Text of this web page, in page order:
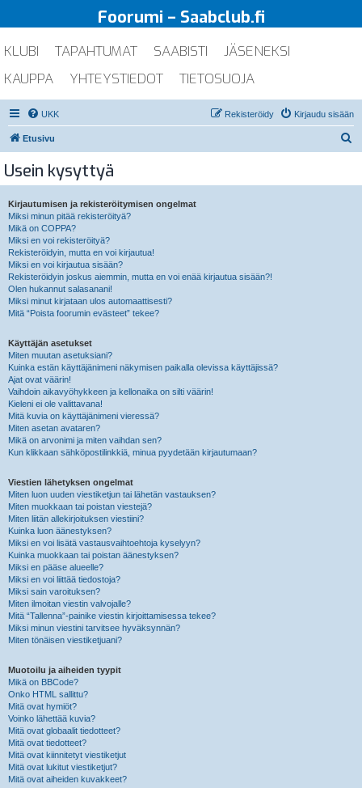
Foorumi – Saabclub.fi
KLUBI TAPAHTUMAT SAABISTI
JÄSENEKSI
KAUPPA
YHTEYSTIEDOT TIETOSUOJA
UKK Kirjaudu sisään
Rekisteröidy
Etusivu
Usein kysyttyä
Kirjautumisen ja rekisteröitymisen ongelmat
Miksi minun pitää rekisteröityä?
Mikä on COPPA?
Miksi en voi rekisteröityä?
Rekisteröidyin, mutta en voi kirjautua!
Miksi en voi kirjautua sisään?
Rekisteröidyin joskus aiemmin, mutta en voi enää kirjautua sisään?!
Olen hukannut salasanani!
Miksi minut kirjataan ulos automaattisesti?
Mitä “Poista foorumin evästeet” tekee?
Käyttäjän asetukset
Miten muutan asetuksiani?
Kuinka estän käyttäjänimeni näkymisen paikalla olevissa käyttäjissä?
Ajat ovat väärin!
Vaihdoin aikavyöhykkeen ja kellonaika on silti väärin!
Kieleni ei ole valittavana!
Mitä kuvia on käyttäjänimeni vieressä?
Miten asetan avataren?
Mikä on arvonimi ja miten vaihdan sen?
Kun klikkaan sähköpostilinkkiä, minua pyydetään kirjautumaan?
Viestien lähetyksen ongelmat
Miten luon uuden viestiketjun tai lähetän vastauksen?
Miten muokkaan tai poistan viestejä?
Miten liitän allekirjoituksen viestiini?
Kuinka luon äänestyksen?
Miksi en voi lisätä vastausvaihtoehtoja kyselyyn?
Kuinka muokkaan tai poistan äänestyksen?
Miksi en pääse alueelle?
Miksi en voi liittää tiedostoja?
Miksi sain varoituksen?
Miten ilmoitan viestin valvojalle?
Mitä “Tallenna”-painike viestin kirjoittamisessa tekee?
Miksi minun viestini tarvitsee hyväksynnän?
Miten tönäisen viestiketjuani?
Muotoilu ja aiheiden tyypit
Mikä on BBCode?
Onko HTML sallittu?
Mitä ovat hymiöt?
Voinko lähettää kuvia?
Mitä ovat globaalit tiedotteet?
Mitä ovat tiedotteet?
Mitä ovat kiinnitetyt viestiketjut
Mitä ovat lukitut viestiketjut?
Mitä ovat aiheiden kuvakkeet?